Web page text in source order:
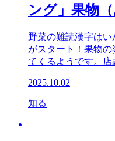
ング」果物（
野菜の難読漢字は
がスタート！果物
てくるようです。店
2025.10.02
知る